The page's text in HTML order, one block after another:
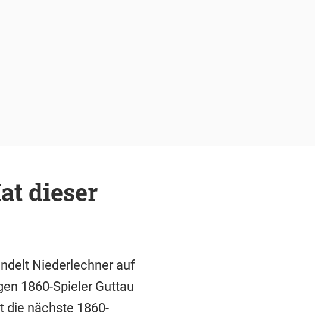
dieser
Niederlechner auf
1860-Spieler Guttau
die nächste 1860-